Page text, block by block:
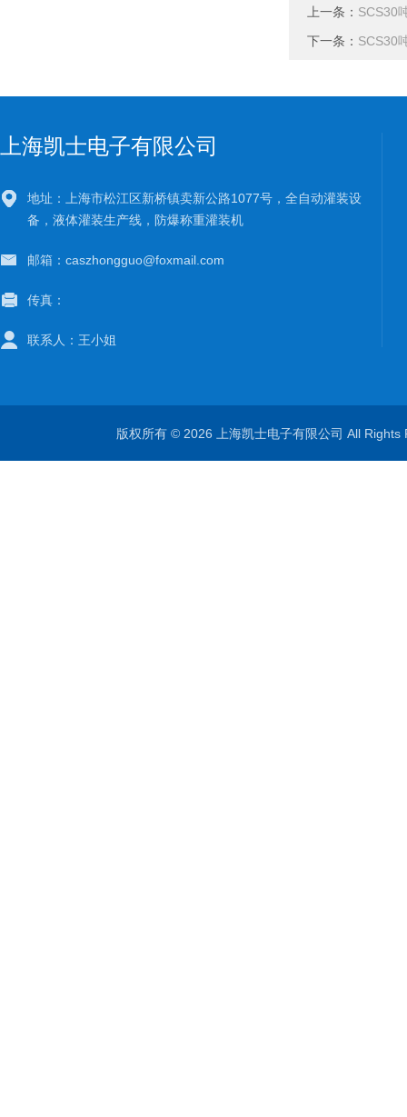
上一条： SCS30
下一条： SCS30
上海凯士电子有限公司
地址：上海市松江区新桥镇卖新公路1077号，全自动灌装设
备，液体灌装生产线，防爆称重灌装机
邮箱：caszhongguo@foxmail.com
传真：
联系人：王小姐
版权所有 © 2026 上海凯士电子有限公司 All